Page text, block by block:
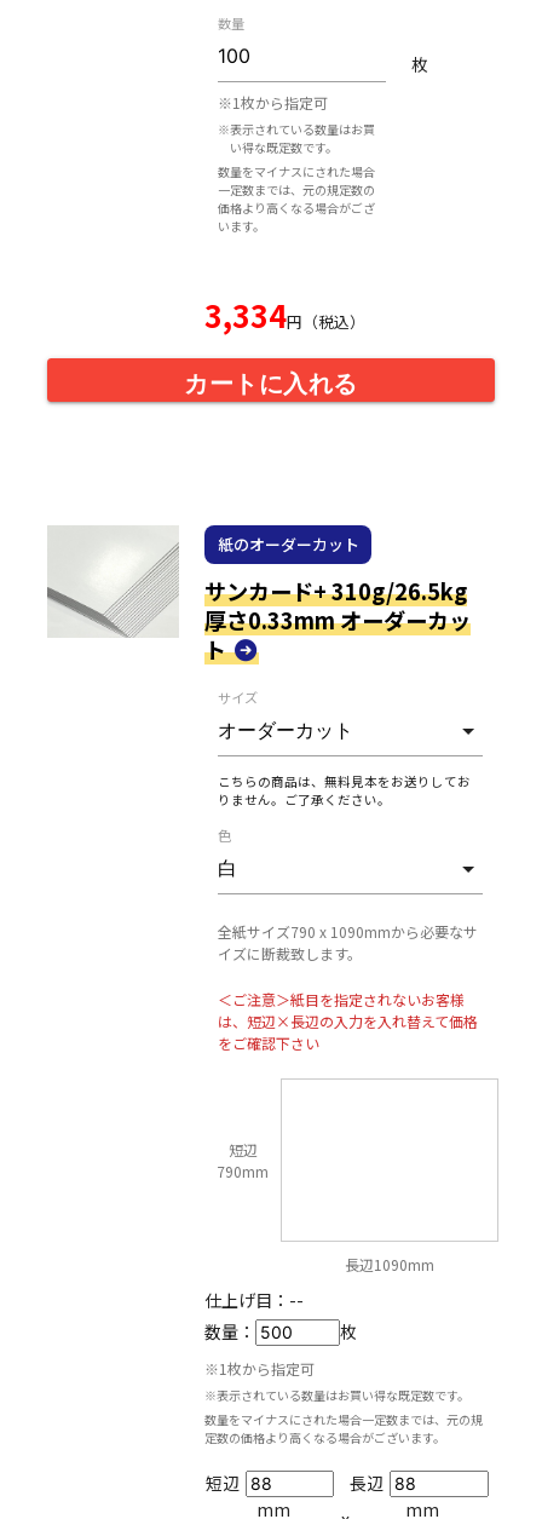
数量
※1枚から指定可
※表示されている数量はお買
い得な既定数です。
数量をマイナスにされた場合
一定数までは、元の規定数の
価格より高くなる場合がござ
います。
枚
3,334円（税込）
カートに入れる
紙のオーダーカット
サンカード+ 310g/26.5kg
厚さ0.33mm オーダーカッ
ト
サイズ
こちらの商品は、無料見本をお送りしてお
りません。ご了承ください。
色
全紙サイズ790 x 1090mmから必要なサ
イズに断裁致します。
＜ご注意＞紙目を指定されないお客様
は、短辺×長辺の入力を入れ替えて価格
をご確認下さい
短辺
790mm
長辺1090mm
仕上げ目： --
数量：
枚
※1枚から指定可
※表示されている数量はお買い得な既定数です。
数量をマイナスにされた場合一定数までは、元の規
定数の価格より高くなる場合がございます。
短辺
mm
長辺
mm